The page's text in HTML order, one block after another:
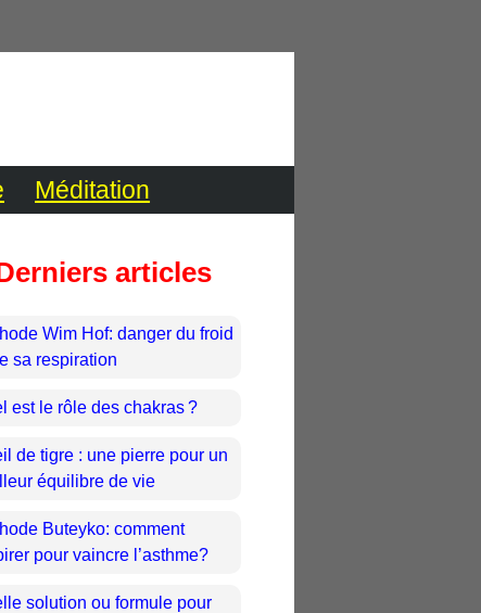
Méditation
articles
Wim Hof: danger du froid
sa respiration
est le rôle des chakras ?
de tigre : une pierre pour un
équilibre de vie
Buteyko: comment
pour vaincre l’asthme?
solution ou formule pour